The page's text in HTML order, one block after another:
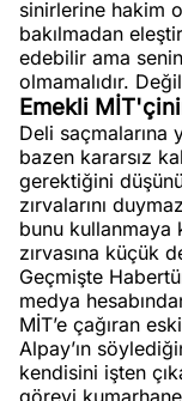
sinirlerine hakim
bakılmadan
edebilir ama
olmamalıdır.
Emekli
Deli saçmalarına
bazen kararsız
gerektiğini
zırvalarını
bunu kullanmaya
zırvasına küçük
Geçmişte
medya
MİT’e çağıran
Alpay’ın
kendisini işten
görevi